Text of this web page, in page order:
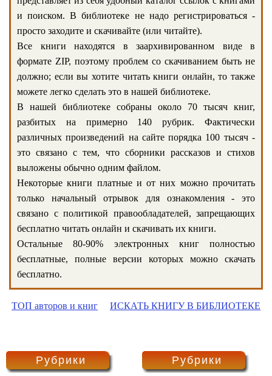
и поиском. В библиотеке не надо регистрироваться -
просто заходите и скачивайте (или читайте).
Все книги находятся в заархивированном виде в
формате ZIP, поэтому проблем со скачиванием быть не
должно; если вы хотите читать книги онлайн, то также
можете легко сделать это в нашей библиотеке.
В нашей библиотеке собраны около 70 тысяч книг,
разбитых на примерно 140 рубрик. Фактически
различных произведений на сайте порядка 100 тысяч -
это связано с тем, что сборники рассказов и стихов
выложены обычно одним файлом.
Некоторые книги платные и от них можно прочитать
только начальный отрывок для ознакомления - это
связано с политикой правообладателей, запрещающих
бесплатно читать онлайн и скачивать их книги.
Остальные 80-90% электронных книг полностью
бесплатные, полные версии которых можно скачать
бесплатно.
ТОП авторов и книг ИСКАТЬ КНИГУ В БИБЛИОТЕКЕ
Рубрики Рубрики